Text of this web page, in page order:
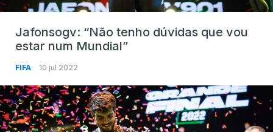
Jafonsogv: “Não tenho dúvidas que vou
estar num Mundial”
FIFA 10 jul 2022